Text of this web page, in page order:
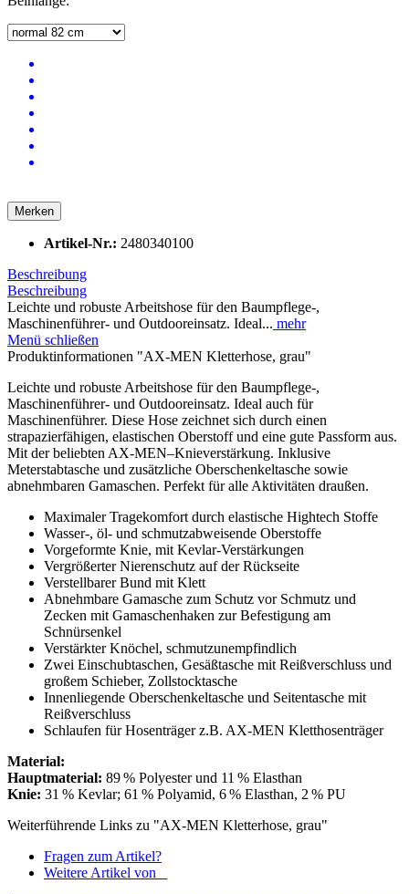
Merken
Artikel-Nr.: 2480340100
Beschreibung
Beschreibung
Leichte und robuste Arbeitshose für den Baumpflege-,
Maschinenführer- und Outdooreinsatz. Ideal... mehr
Menü schließen
Produktinformationen "AX-MEN Kletterhose, grau"
Leichte und robuste Arbeitshose für den Baumpflege-,
Maschinenführer- und Outdooreinsatz. Ideal auch für
Maschinenführer. Diese Hose zeichnet sich durch einen
strapazierfähigen, elastischen Oberstoff und eine gute Passform aus.
Mit der beliebten AX-MEN–Knieverstärkung. Inklusive
Meterstabtasche und zusätzliche Oberschenkeltasche sowie
abnehmbaren Gamaschen. Perfekt für alle Aktivitäten draußen.
Maximaler Tragekomfort durch elastische Hightech Stoffe
Wasser-, öl- und schmutzabweisende Oberstoffe
Vorgeformte Knie, mit Kevlar-Verstärkungen
Vergrößerter Nierenschutz auf der Rückseite
Verstellbarer Bund mit Klett
Abnehmbare Gamasche zum Schutz vor Schmutz und
Zecken mit Gamaschenhaken zur Befestigung am
Schnürsenkel
Verstärkter Knöchel, schmutzunempfindlich
Zwei Einschubtaschen, Gesäßtasche mit Reißverschluss und
großem Schieber, Zollstocktasche
Innenliegende Oberschenkeltasche und Seitentasche mit
Reißverschluss
Schlaufen für Hosenträger z.B. AX-MEN Kletthosenträger
Material:
Hauptmaterial: 89 % Polyester und 11 % Elasthan
Knie: 31 % Kevlar; 61 % Polyamid, 6 % Elasthan, 2 % PU
Weiterführende Links zu "AX-MEN Kletterhose, grau"
Fragen zum Artikel?
Weitere Artikel von _